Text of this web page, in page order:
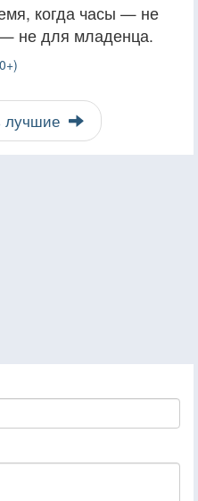
когда часы — не
не для младенца.
лучшие